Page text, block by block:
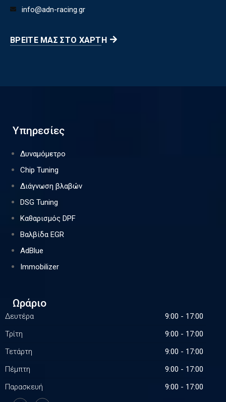
info@adn-racing.gr
ΒΡΕΊΤΕ ΜΑΣ ΣΤΟ ΧΆΡΤΗ
Υπηρεσίες
Δυναμόμετρο
Chip Tuning
Διάγνωση βλαβών
DSG Tuning
Καθαρισμός DPF
Βαλβίδα EGR
AdBlue
Immobilizer
Ωράριο
Δευτέρα
9:00 - 17:00
Τρίτη
9:00 - 17:00
Τετάρτη
9:00 - 17:00
Πέμπτη
9:00 - 17:00
Παρασκευή
9:00 - 17:00